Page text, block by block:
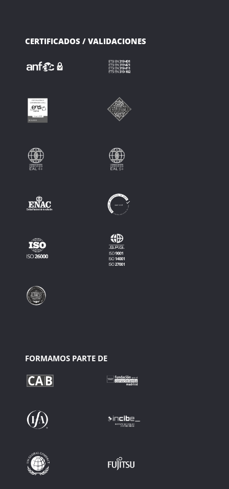
CERTIFICADOS / VALIDACIONES
FORMAMOS PARTE DE